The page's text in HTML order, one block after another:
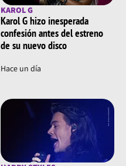
KAROL G
Karol G hizo inesperada
confesión antes del estreno
de su nuevo disco
Hace un día